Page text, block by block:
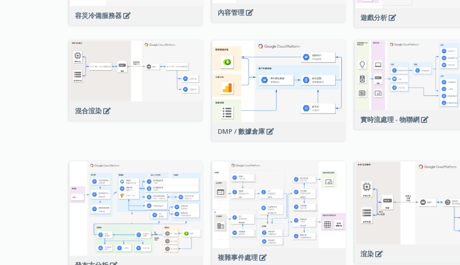
容災冷備服務器 內容管理
遊戲分析
混合渲染
DMP / 數據倉庫
實時流處理 - 物聯網
複雜事件處理 渲染